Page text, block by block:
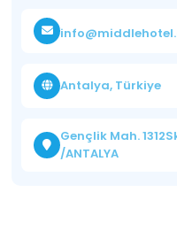
Antalya, Türkiye
Gençlik Mah.
/ANTALYA